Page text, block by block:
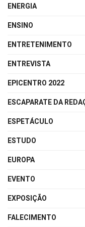
ENERGIA
ENSINO
ENTRETENIMENTO
ENTREVISTA
EPICENTRO 2022
ESCAPARATE DA
ESPETÁCULO
ESTUDO
EUROPA
EVENTO
EXPOSIÇÃO
FALECIMENTO